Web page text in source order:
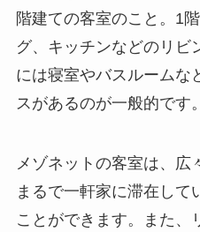
階建ての客室のこと。1
グ、キッチンなどのリビ
には寝室やバスルームな
スがあるのが一般的です。
メゾネットの客室は、広
まるで一軒家に滞在して
ことができます。また、